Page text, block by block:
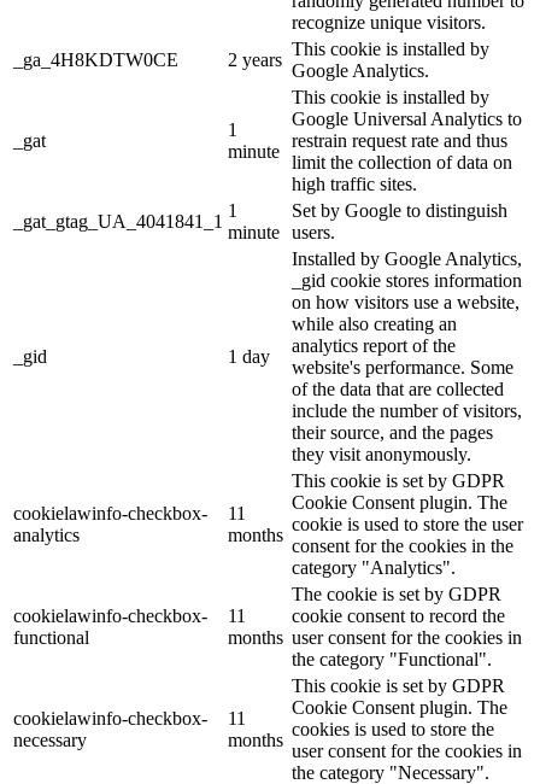
recognize unique visitors.
_ga_4H8KDTW0CE
2 years
This cookie is installed by
Google Analytics.
_gat
1
minute
This cookie is installed by
Google Universal Analytics to
restrain request rate and thus
limit the collection of data on
high traffic sites.
_gat_gtag_UA_4041841_1
1
minute
Set by Google to distinguish
users.
_gid 1 day
Installed by Google Analytics,
_gid cookie stores information
on how visitors use a website,
while also creating an
analytics report of the
website's performance. Some
of the data that are collected
include the number of visitors,
their source, and the pages
they visit anonymously.
cookielawinfo-checkbox-
analytics
11
months
This cookie is set by GDPR
Cookie Consent plugin. The
cookie is used to store the user
consent for the cookies in the
category "Analytics".
cookielawinfo-checkbox-
functional
11
months
The cookie is set by GDPR
cookie consent to record the
user consent for the cookies in
the category "Functional".
cookielawinfo-checkbox-
necessary
11
months
This cookie is set by GDPR
Cookie Consent plugin. The
cookies is used to store the
user consent for the cookies in
the category "Necessary".